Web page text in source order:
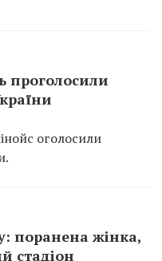
проголосили
оголосили
поранена жінка,
стадіон